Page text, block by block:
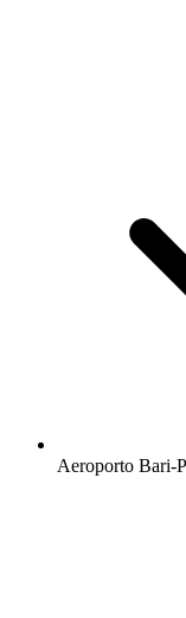
Aeroporto Bari-